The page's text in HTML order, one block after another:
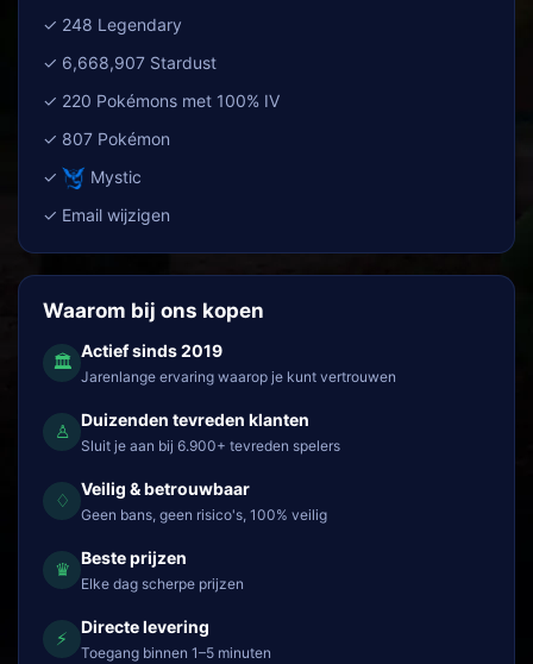
✓ 248 Legendary
✓ 6,668,907 Stardust
✓ 220 Pokémons met 100% IV
✓ 807 Pokémon
✓
Mystic
✓ Email wijzigen
Waarom bij ons kopen
🏛
Actief sinds 2019
Jarenlange ervaring waarop je kunt vertrouwen
♙
Duizenden tevreden klanten
Sluit je aan bij 6.900+ tevreden spelers
♢
Veilig & betrouwbaar
Geen bans, geen risico's, 100% veilig
♛
Beste prijzen
Elke dag scherpe prijzen
⚡
Directe levering
Toegang binnen 1–5 minuten